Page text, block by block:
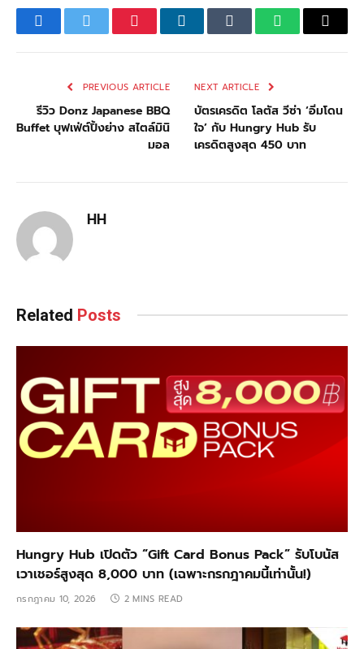
FacebookTwitterPinterestLinkedInTumblrWhatsApp
Email
PREVIOUS ARTICLE
รีวิว Donz Japanese BBQ
Buffet บุฟเฟ่ต์ปิ้งย่าง สไตล์มินิ
มอล
NEXT ARTICLE
บัตรเครดิต โลตัส วีซ่า ‘อิ่มโดน
ใจ’ กับ Hungry Hub รับ
เครดิตสูงสุด 450 บาท
HH
Related Posts
Hungry Hub เปิดตัว “Gift Card Bonus Pack” รับโบนัส
เวาเชอร์สูงสุด 8,000 บาท (เฉพาะกรกฎาคมนี้เท่านั้น!)
กรกฎาคม 10, 2026 2 MINS READ